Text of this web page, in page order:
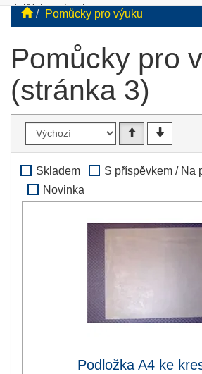
dalších webech.
„Nastavit“.
Pomůcky pro výuku
Pomůcky pro
(stránka 3)
Skladem S příspěvkem / Na
Novinka
Podložka A4 ke